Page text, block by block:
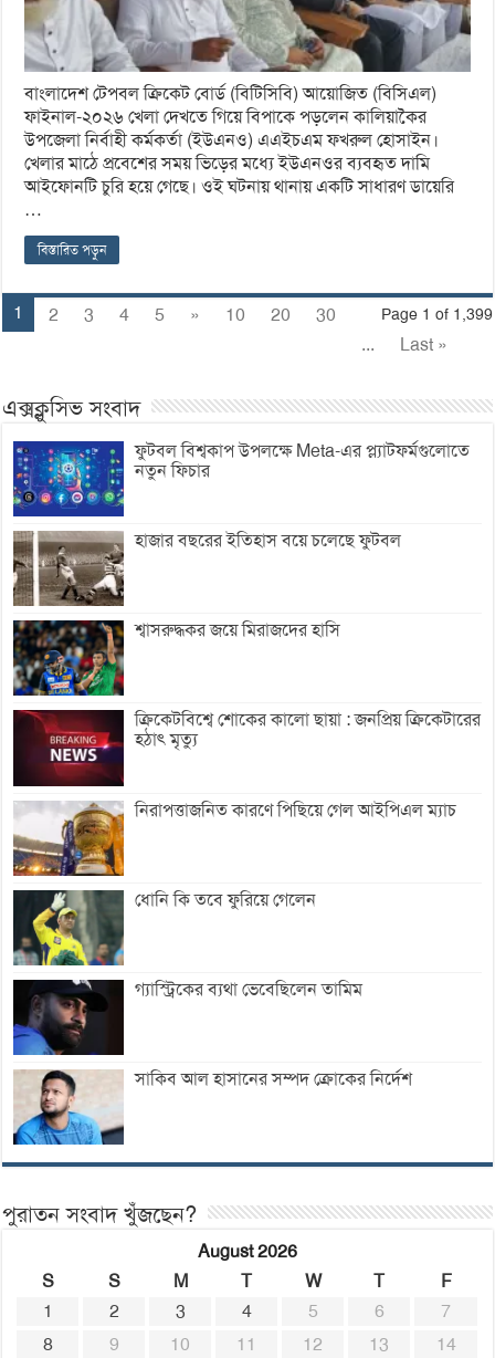
বাংলাদেশ টেপবল ক্রিকেট বোর্ড (বিটিসিবি) আয়োজিত (বিসিএল)
ফাইনাল-২০২৬ খেলা দেখতে গিয়ে বিপাকে পড়লেন কালিয়াকৈর
উপজেলা নির্বাহী কর্মকর্তা (ইউএনও) এএইচএম ফখরুল হোসাইন।
খেলার মাঠে প্রবেশের সময় ভিড়ের মধ্যে ইউএনওর ব্যবহৃত দামি
আইফোনটি চুরি হয়ে গেছে। ওই ঘটনায় থানায় একটি সাধারণ ডায়েরি
…
বিস্তারিত পড়ুন
Page 1 of 1,399
1 2 3 4 5 » 10 20
30
...
Last »
এক্সক্লুসিভ সংবাদ
ফুটবল বিশ্বকাপ উপলক্ষে Meta-এর প্ল্যাটফর্মগুলোতে
নতুন ফিচার
হাজার বছরের ইতিহাস বয়ে চলেছে ফুটবল
শ্বাসরুদ্ধকর জয়ে মিরাজদের হাসি
ক্রিকেটবিশ্বে শোকের কালো ছায়া : জনপ্রিয় ক্রিকেটারের
হঠাৎ মৃত্যু
নিরাপত্তাজনিত কারণে পিছিয়ে গেল আইপিএল ম্যাচ
ধোনি কি তবে ফুরিয়ে গেলেন
গ্যাস্ট্রিকের ব্যথা ভেবেছিলেন তামিম
সাকিব আল হাসানের সম্পদ ক্রোকের নির্দেশ
পুরাতন সংবাদ খুঁজছেন?
August 2026
S
S M T W T
F
1
2 3 4 5 6
7
8
9 10 11 12 13
14